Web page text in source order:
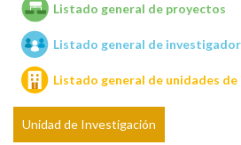
Unidades de investigación
Listado general de proyectos
Listado general de
Listado general de unidades
Unidad de Investigación